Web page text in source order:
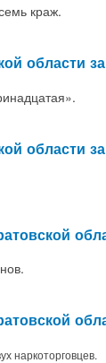
краж.
области
области
наркоторговцев.